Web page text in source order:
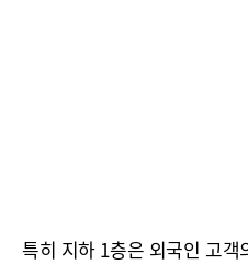
특히 지하 1층은 외국인 고